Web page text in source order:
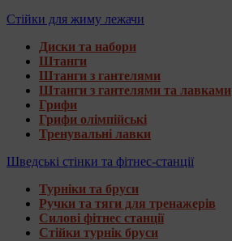
Стійки для жиму лежачи
Диски та набори
Штанги
Штанги з гантелями
Штанги з гантелями та лавками
Грифи
Грифи олімпійські
Тренувальні лавки
Шведські стінки та фітнес-станції
Турніки та бруси
Ручки та тяги для тренажерів
Силові фітнес станції
Стійки турнік бруси